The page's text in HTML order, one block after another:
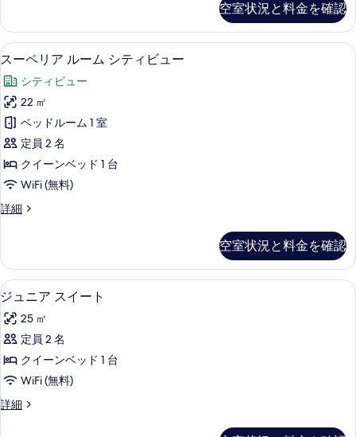
真
を
表
示
す
る
イ
ー
ン
ベ
ッ
ド
1
台
バ
ル
ー
の
す
べ
て
の
写
真
ー
ト
ル
ム
ク
イ
ー
ン
ベ
ッ
ド
1
台
コ
ニ
ー
の
詳
細
空室状況と料金を確認
ス
ー
ペ
リ
ア
ル
ー
シ
ィ
ビ
ュ
ー
の
す
べ
て
スーペリア ルーム シティビュー | ミ
8
スーペリア ルーム シティビュー
シティビュー
22 ㎡
ベッドルーム 1 室
定員 2 名
クイーンベッド 1 台
WiFi (無料)
詳細
ス
ア
ル
ー
シ
テ
ビ
ュ
の
空室状況と料金を確認
ジ
ュ
ニ
ア
ス
ー
ジュニア スイート | ミニバー (無料)
6
ジュニア スイート
25 ㎡
定員 2 名
クイーンベッド 1 台
WiFi (無料)
詳細
ジ